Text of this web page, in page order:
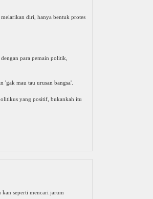
diri, hanya bentuk protes
para pemain politik,
mau tau urusan bangsa'.
yang positif, bukankah itu
kan seperti mencari jarum